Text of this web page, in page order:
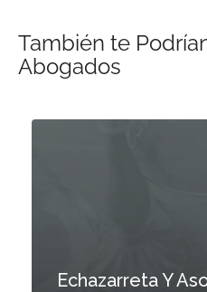
También te
Abogados
Echazarreta Y